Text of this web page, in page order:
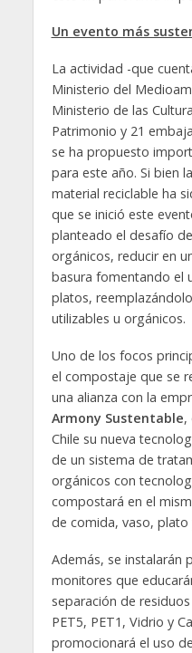
Un evento más
La actividad -que
Ministerio del
Ministerio de las
Patrimonio y 21
se ha propuesto
para este año. Si bien
material reciclable ha
que se inició este
planteado el desafío
orgánicos, reducir en
basura fomentando el
platos,
utilizables u orgánicos.
Uno de los focos
el compostaje que se
una alianza con la
Armony Sustentable,
Chile su nueva
de un sistema de
orgánicos con
compostará en el
de comida, vaso,
Además, se instalarán
monitores que
separación de
PET5, PET1, Vidrio y
promocionará el uso